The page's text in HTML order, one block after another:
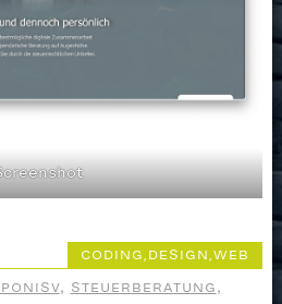
CODING, DESIGN,WEB
, STEUERBERATUNG,